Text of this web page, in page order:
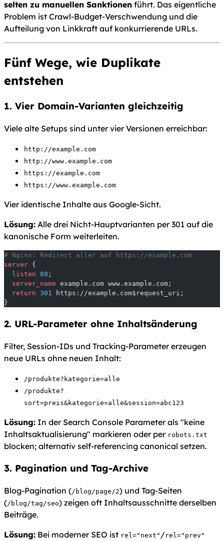
selten zu manuellen Sanktionen führt. Das eigentliche
Problem ist Crawl-Budget-Verschwendung und die
Aufteilung von Linkkraft auf konkurrierende URLs.
Fünf Wege, wie Duplikate
entstehen
1. Vier Domain-Varianten gleichzeitig
Viele alte Setups sind unter vier Versionen erreichbar:
http://example.com
http://www.example.com
https://example.com
https://www.example.com
Vier identische Inhalte aus Google-Sicht.
Lösung: Alle drei Nicht-Hauptvarianten per 301 auf die
kanonische Form weiterleiten.
# Nginx: Redirect aller auf https://example.com
server {
  listen
80 ;
  server_name
example.com www.example.com;
  return
301 https://example.com$request_uri;
}
2. URL-Parameter ohne Inhaltsänderung
Filter, Session-IDs und Tracking-Parameter erzeugen
neue URLs ohne neuen Inhalt:
/produkte?kategorie=alle
/produkte?
sort=preis&kategorie=alle&session=abc123
Lösung: In der Search Console Parameter als "keine
Inhaltsaktualisierung" markieren oder per robots.txt
blocken; alternativ self-referencing canonical setzen.
3. Pagination und Tag-Archive
Blog-Pagination (/blog/page/2) und Tag-Seiten
(/blog/tag/seo) zeigen oft Inhaltsausschnitte derselben
Beiträge.
Lösung: Bei moderner SEO ist rel="next" /rel="prev"